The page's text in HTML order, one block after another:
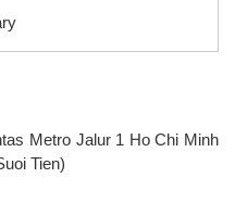
Metro Jalur 1 Ho Chi Minh
Tien)